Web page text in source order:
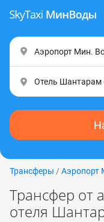
Трансферы / Аэропорт
Трансфер от
отеля